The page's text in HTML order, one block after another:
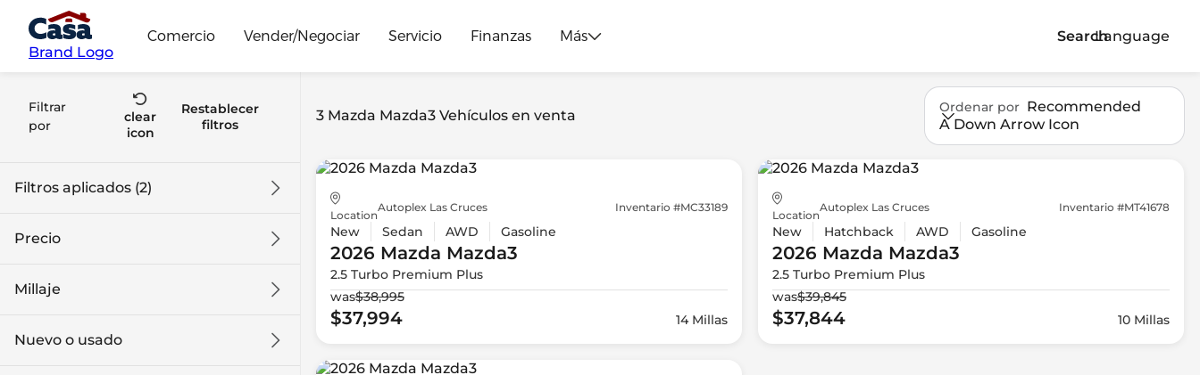
Brand Logo
Comercio Vender/Negociar Servicio Finanzas Más SearchLanguage
Filtrar
por
clear
icon
Restablecer
filtros
Filtros aplicados (2)
Mazda
Precio
Millaje
Nuevo o usado
3 Mazda Mazda3 Vehículos en venta Ordenar por Recommended
A Down Arrow Icon
Location
Autoplex Las Cruces Inventario #MC33189
New Sedan AWD Gasoline
2026 Mazda Mazda3
2.5 Turbo Premium Plus
was$38,995
$37,994 14 Millas
Location
Autoplex Las Cruces Inventario #MT41678
New Hatchback AWD Gasoline
2026 Mazda Mazda3
2.5 Turbo Premium Plus
was$39,845
$37,844 10 Millas